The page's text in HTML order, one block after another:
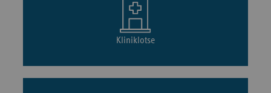
Kliniklotse